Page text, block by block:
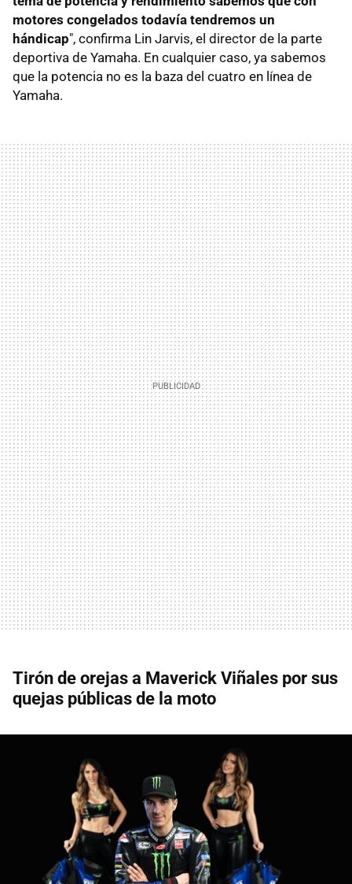
motores congelados todavía tendremos un
hándicap", confirma Lin Jarvis, el director de la parte
deportiva de Yamaha. En cualquier caso, ya sabemos
que la potencia no es la baza del cuatro en línea de
Yamaha.
Tirón de orejas a Maverick Viñales por sus
quejas públicas de la moto